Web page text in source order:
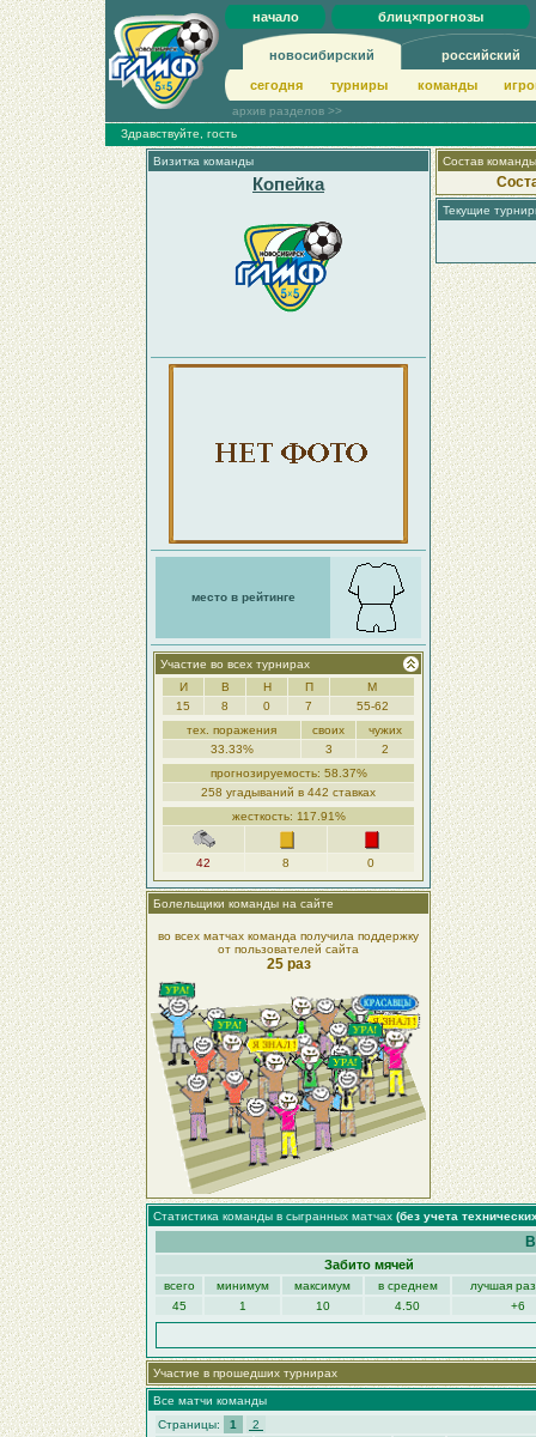
начало блиц×прогнозы
новосибирский российский
сегодня турниры команды
архив разделов >>
Здравствуйте, гость
Визитка команды
Копейка
место в рейтинге
Участие во всех турнирах
И
В Н П
М
15
8 0 7
55-62
тех. поражения
своих
чужих
33.33%
3
2
прогнозируемость: 58.37%
258 угадываний в 442 ставках
жесткость: 117.91%
42 8 0
Болельщики команды на сайте
во всех матчах команда получила поддержку
от пользователей сайта
25 раз
Состав команды
Текущие
Статистика команды в сыгранных матчах (без учета
Забито мячей
всего минимум максимум в среднем
лучшая
45
1 10 4.50 +6
Участие в прошедших турнирах
Все матчи команды
Страницы:
1 2